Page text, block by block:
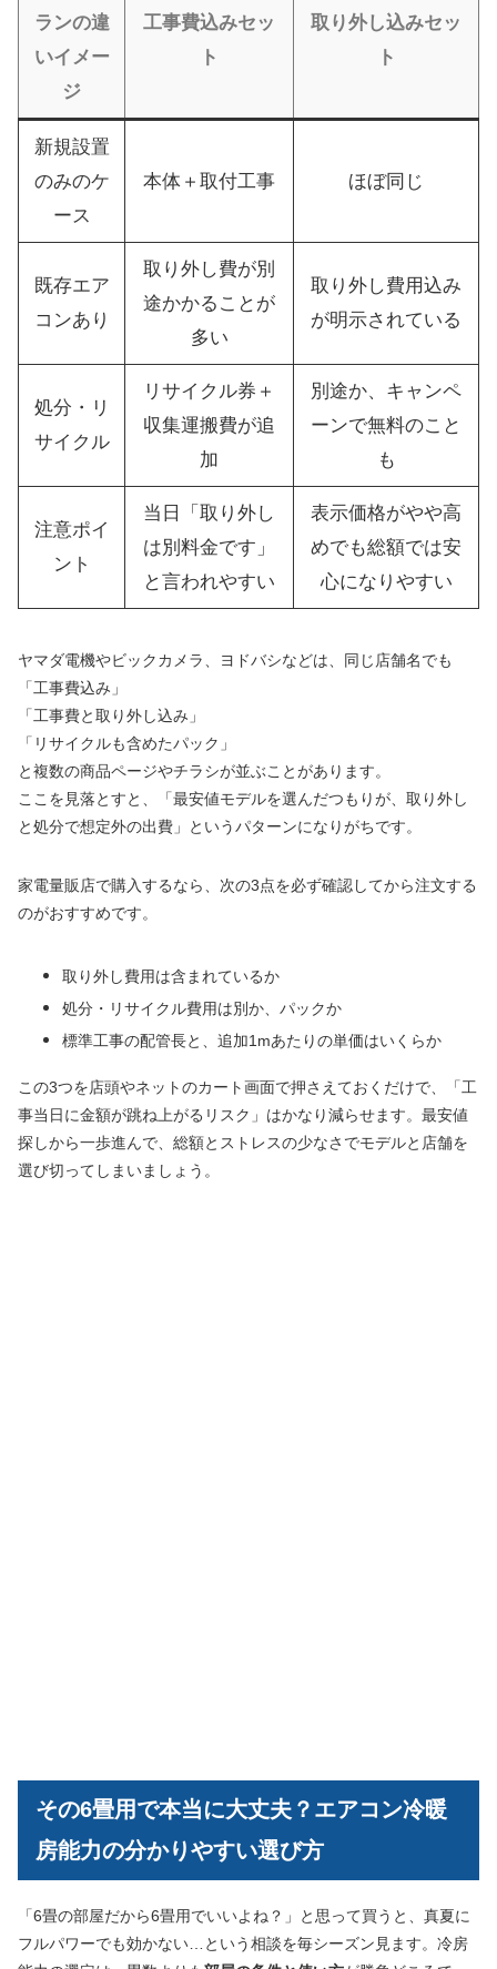
ランの違
いイメー
ジ
工事費込みセッ
ト
取り外し込みセッ
ト
新規設置
のみのケ
ース
本体＋取付工事 ほぼ同じ
既存エア
コンあり
取り外し費が別
途かかることが
多い
取り外し費用込み
が明示されている
処分・リ
サイクル
リサイクル券＋
収集運搬費が追
加
別途か、キャンペ
ーンで無料のこと
も
注意ポイ
ント
当日「取り外し
は別料金です」
と言われやすい
表示価格がやや高
めでも総額では安
心になりやすい
ヤマダ電機やビックカメラ、ヨドバシなどは、同じ店舗名でも
「工事費込み」
「工事費と取り外し込み」
「リサイクルも含めたパック」
と複数の商品ページやチラシが並ぶことがあります。
ここを見落とすと、「最安値モデルを選んだつもりが、取り外し
と処分で想定外の出費」というパターンになりがちです。
家電量販店で購入するなら、次の3点を必ず確認してから注文する
のがおすすめです。
取り外し費用は含まれているか
処分・リサイクル費用は別か、パックか
標準工事の配管長と、追加1mあたりの単価はいくらか
この3つを店頭やネットのカート画面で押さえておくだけで、「工
事当日に金額が跳ね上がるリスク」はかなり減らせます。最安値
探しから一歩進んで、総額とストレスの少なさでモデルと店舗を
選び切ってしまいましょう。
その6畳用で本当に大丈夫？エアコン冷暖
房能力の分かりやすい選び方
「6畳の部屋だから6畳用でいいよね？」と思って買うと、真夏に
フルパワーでも効かない…という相談を毎シーズン見ます。冷房